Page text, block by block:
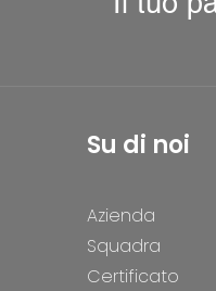
Su di noi
Azienda
Squadra
Certificato